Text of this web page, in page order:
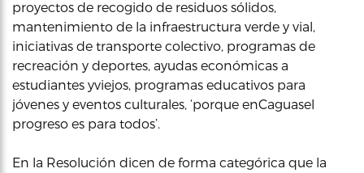
proyectos de recogido de residuos sólidos,
mantenimiento de la infraestructura verde y vial,
iniciativas de transporte colectivo, programas de
recreación y deportes, ayudas económicas a
estudiantes yviejos, programas educativos para
jóvenes y eventos culturales, ‘porque enCaguasel
progreso es para todos’.
En la Resolución dicen de forma categórica que la